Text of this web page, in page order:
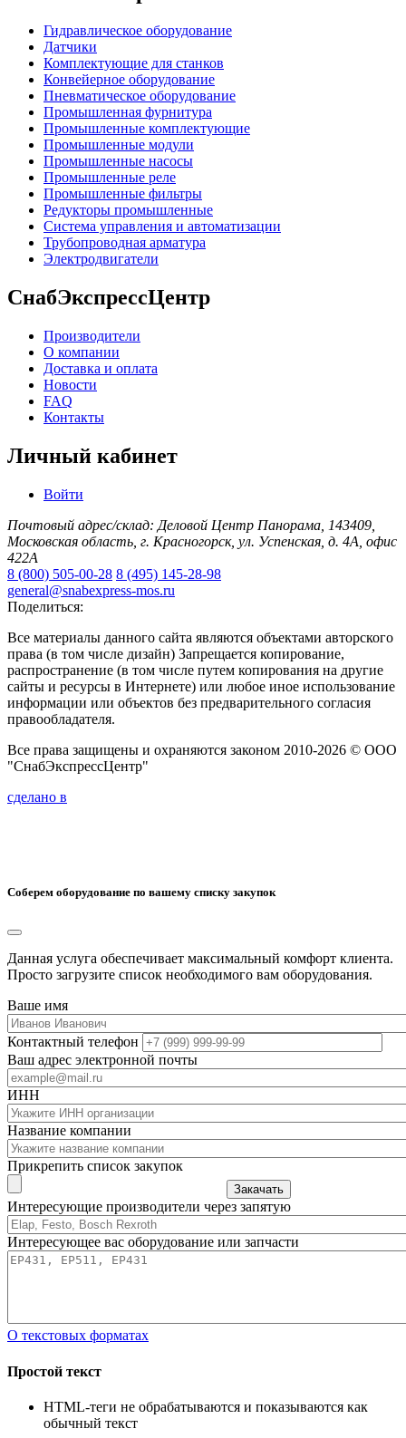
Гидравлическое оборудование
Датчики
Комплектующие для станков
Конвейерное оборудование
Пневматическое оборудование
Промышленная фурнитура
Промышленные комплектующие
Промышленные модули
Промышленные насосы
Промышленные реле
Промышленные фильтры
Редукторы промышленные
Система управления и автоматизации
Трубопроводная арматура
Электродвигатели
СнабЭкспрессЦентр
Производители
О компании
Доставка и оплата
Новости
FAQ
Контакты
Личный кабинет
Войти
Почтовый адрес/склад: Деловой Центр Панорама, 143409,
Московская область, г. Красногорск, ул. Успенская, д. 4А, офис
422А
8 (800) 505-00-28 8 (495) 145-28-98
general@snabexpress-mos.ru
Поделиться:
Все материалы данного сайта являются объектами авторского
права (в том числе дизайн) Запрещается копирование,
распространение (в том числе путем копирования на другие
сайты и ресурсы в Интернете) или любое иное использование
информации или объектов без предварительного согласия
правообладателя.
Все права защищены и охраняются законом 2010-2026 © ООО
"СнабЭкспрессЦентр"
сделано в
Соберем оборудование по вашему списку закупок
Данная услуга обеспечивает максимальный комфорт клиента.
Просто загрузите список необходимого вам оборудования.
Ваше имя
Контактный телефон
Ваш адрес электронной почты
ИНН
Название компании
Прикрепить список закупок
Закачать
Интересующие производители через запятую
Интересующее вас оборудование или запчасти
О текстовых форматах
Простой текст
HTML-теги не обрабатываются и показываются как
обычный текст